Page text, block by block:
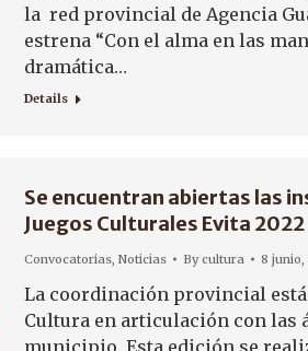
la red provincial de Agencia
estrena “Con el alma en las
dramática…
Details
Se encuentran abiertas las
Juegos Culturales Evita 2022
Convocatorias, Noticias Bycultura 8
La coordinación provincial
Cultura en articulación con las
municipio. Esta edición se